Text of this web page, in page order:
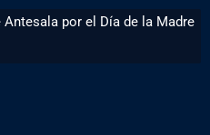
Antesala por el Día de la Madre